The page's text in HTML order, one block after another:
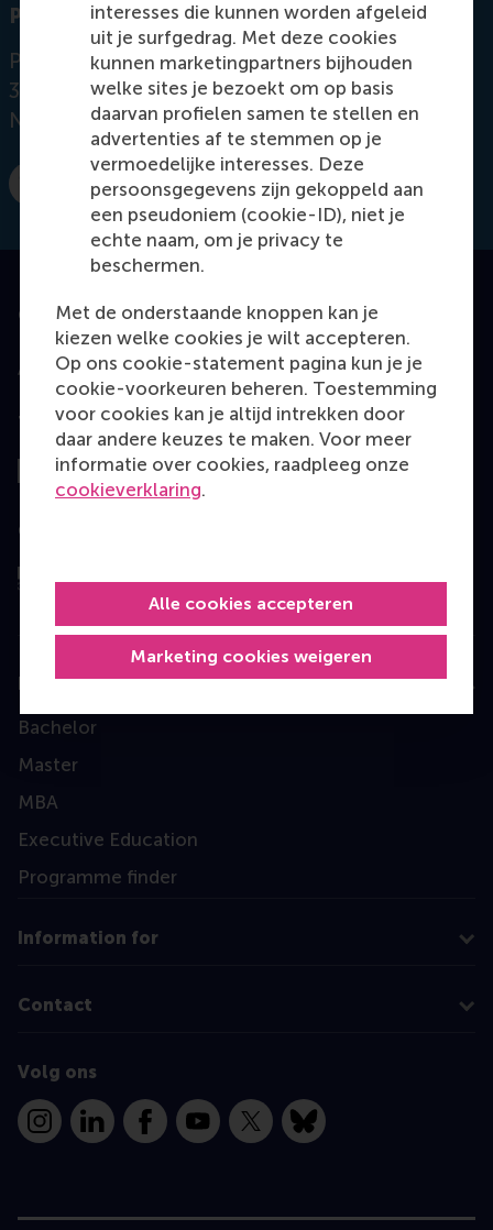
interesses die kunnen worden afgeleid
uit je surfgedrag. Met deze cookies
kunnen marketingpartners bijhouden
welke sites je bezoekt om op basis
daarvan profielen samen te stellen en
advertenties af te stemmen op je
vermoedelijke interesses. Deze
persoonsgegevens zijn gekoppeld aan
een pseudoniem (cookie-ID), niet je
echte naam, om je privacy te
beschermen.
Met de onderstaande knoppen kan je
kiezen welke cookies je wilt accepteren.
Op ons cookie-statement pagina kun je je
cookie-voorkeuren beheren. Toestemming
voor cookies kan je altijd intrekken door
daar andere keuzes te maken. Voor meer
informatie over cookies, raadpleeg onze
cookieverklaring.
Marketing cookies weigeren
Alle cookies accepteren
Postal address
Postbus 1738
3000 DR Rotterdam
Netherlands
Bel +31 10 4082792
E-mail margolin@rsm.nl
Geaccrediteerd door
Top gerangschikt
Geëvalueerd door
Education
Bachelor
Master
MBA
Executive Education
Programme finder
Information for
Contact
Volg ons
InstagramLinkedInFacebookYouTube
X Bluesky